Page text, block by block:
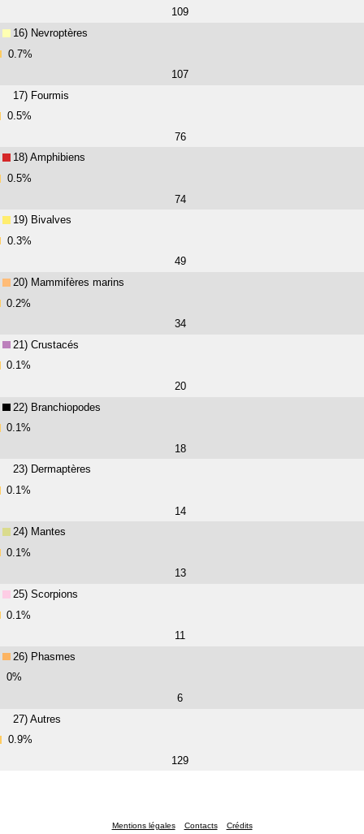
109
16) Nevroptères
0.7%
107
17) Fourmis
0.5%
76
18) Amphibiens
0.5%
74
19) Bivalves
0.3%
49
20) Mammifères marins
0.2%
34
21) Crustacés
0.1%
20
22) Branchiopodes
0.1%
18
23) Dermaptères
0.1%
14
24) Mantes
0.1%
13
25) Scorpions
0.1%
11
26) Phasmes
0%
6
27) Autres
0.9%
129
Mentions légales Contacts Crédits